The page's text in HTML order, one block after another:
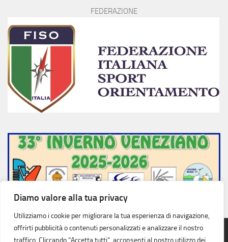
Diamo valore alla tua privacy
Utilizziamo i cookie per migliorare la tua esperienza di navigazione,
offrirti pubblicità o contenuti personalizzati e analizzare il nostro
traffico. Cliccando “Accetta tutti”, acconsenti al nostro utilizzo dei
FEDERAZIONE